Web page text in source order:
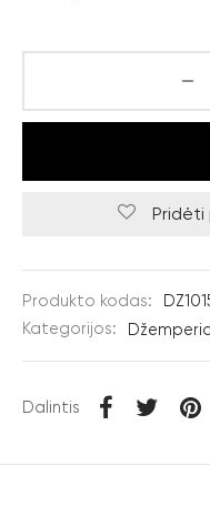
Pridėti
Produkto kodas:
Kategorijos:
Dalintis